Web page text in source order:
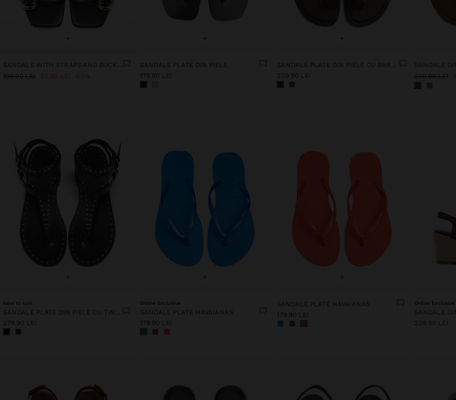
+
SANDALS WITH STRAPS AND BUCKLES
199.90 LEI 99.90 LEI 50%
+
SANDALE PLATE DIN PIELE
179.90 LEI
+
SANDALE PLATE DIN PIELE CU BARETE ÎNCRUCIȘATE
209.90 LEI
209.90 LEI
+
New to sale
279.90 LEI
+
Online Exclusive
SANDALE PLATE HAVAIANAS
179.90 LEI
+
SANDALE PLATE HAVAIANAS
179.90 LEI
Online Exclusive
229.90 LEI